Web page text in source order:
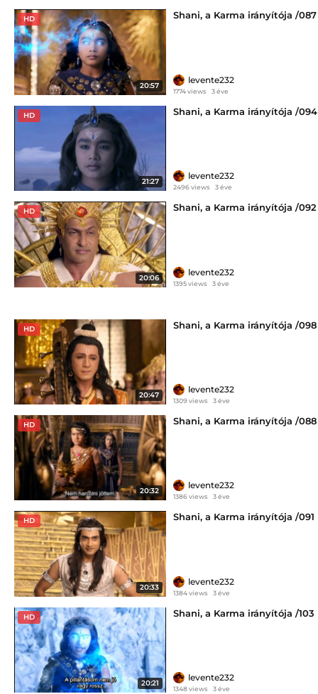
HD
20:57
Shani, a Karma irányítója /087
levente232
1774 views 3 éve
HD
21:27
Shani, a Karma irányítója /094
levente232
2496 views 3 éve
HD
20:06
Shani, a Karma irányítója /092
levente232
1395 views 3 éve
HD
20:47
Shani, a Karma irányítója /098
levente232
1309 views 3 éve
HD
20:32
Shani, a Karma irányítója /088
levente232
1386 views 3 éve
HD
20:33
Shani, a Karma irányítója /091
levente232
1384 views 3 éve
HD
20:21
Shani, a Karma irányítója /103
levente232
1348 views 3 éve